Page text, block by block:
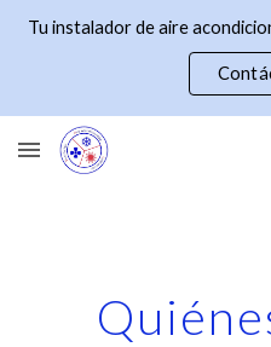
Tu instalador de aire